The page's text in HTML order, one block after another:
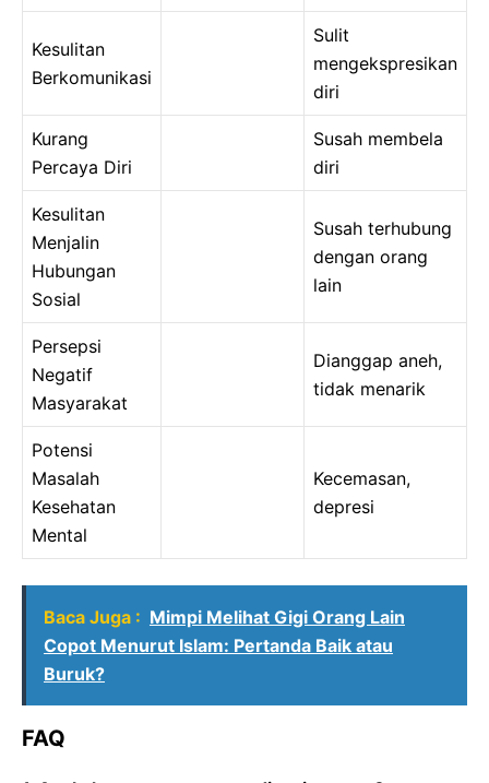
Kesulitan
Berkomunikasi
Sulit
mengekspresikan
diri
Kurang
Percaya Diri
Susah membela
diri
Kesulitan
Menjalin
Hubungan
Sosial
Susah terhubung
dengan orang
lain
Persepsi
Negatif
Masyarakat
Dianggap aneh,
tidak menarik
Potensi
Masalah
Kesehatan
Mental
Kecemasan,
depresi
Baca Juga : Mimpi Melihat Gigi Orang Lain
Copot Menurut Islam: Pertanda Baik atau
Buruk?
FAQ